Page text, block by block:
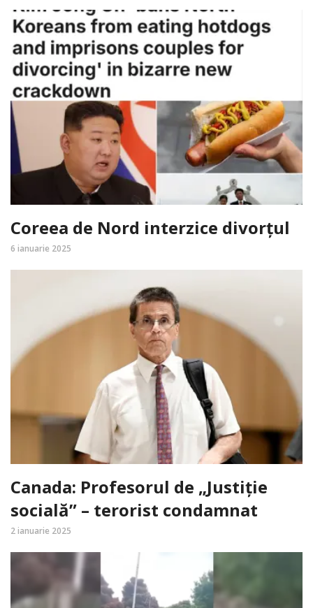
Coreea de Nord interzice divorțul
6 ianuarie 2025
Canada: Profesorul de „Justiție
socială” – terorist condamnat
2 ianuarie 2025